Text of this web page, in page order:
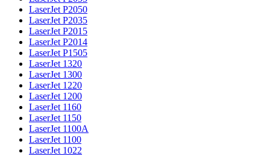
LaserJet P2050
LaserJet P2035
LaserJet P2015
LaserJet P2014
LaserJet P1505
LaserJet 1320
LaserJet 1300
LaserJet 1220
LaserJet 1200
LaserJet 1160
LaserJet 1150
LaserJet 1100A
LaserJet 1100
LaserJet 1022